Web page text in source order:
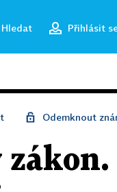
Hledat Přihlásit
Odemknout